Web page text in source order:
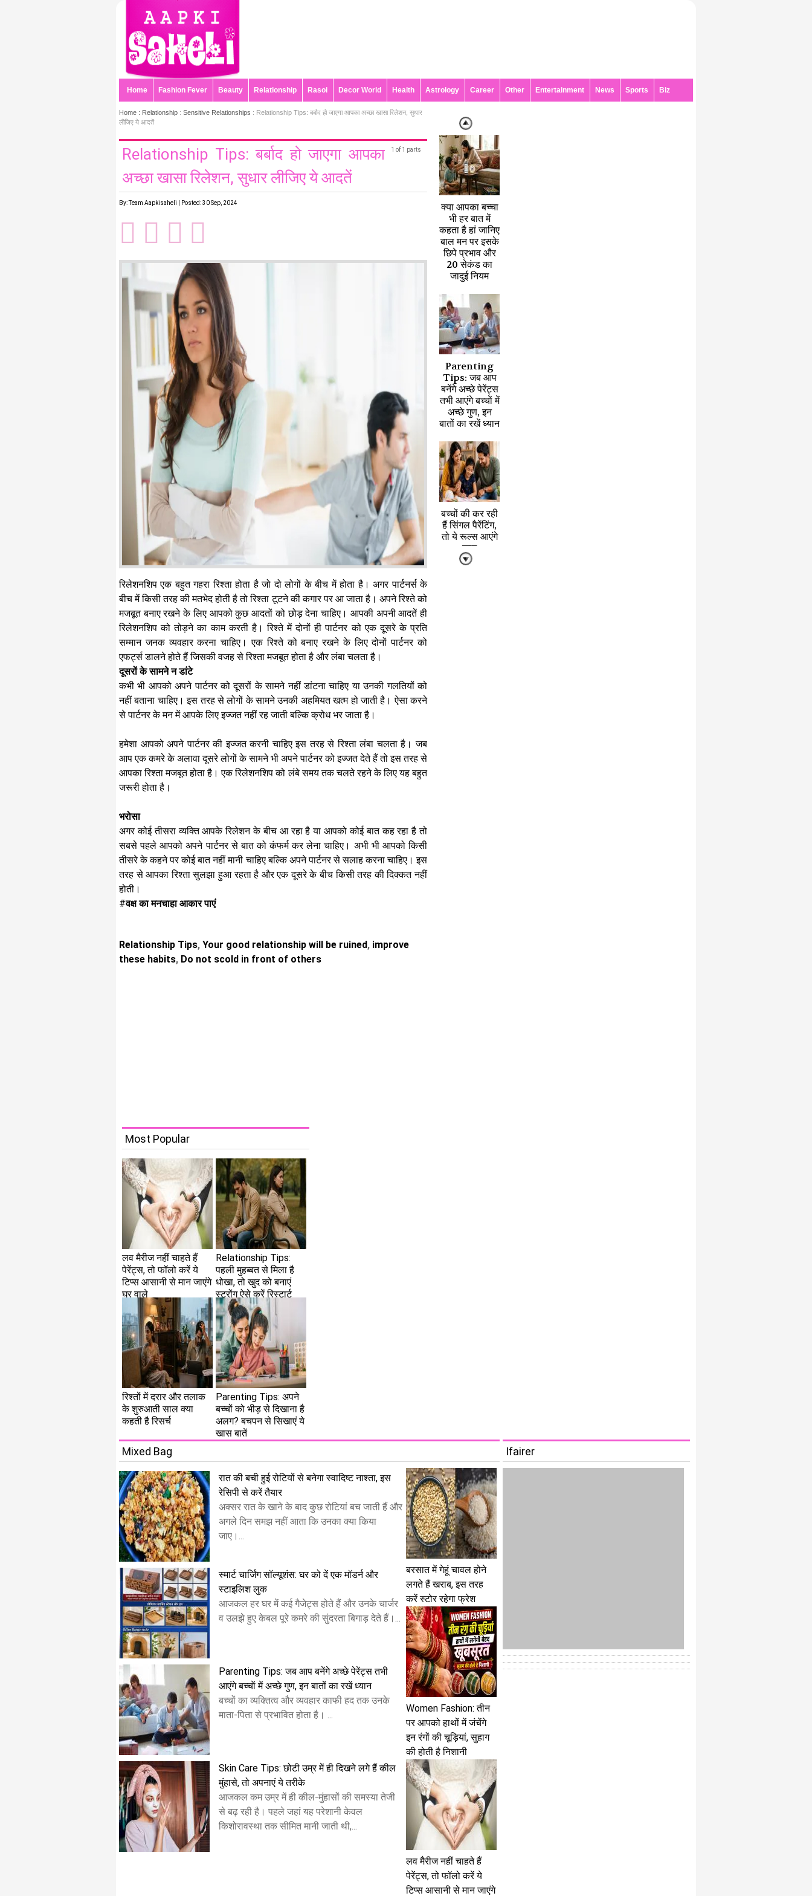
Home Fashion Fever Beauty Relationship Rasoi Decor World Health Astrology Career Other Entertainment News Sports Biz
Home : Relationship : Sensitive Relationships : Relationship Tips: बर्बाद हो जाएगा आपका अच्छा खासा रिलेशन, सुधार
लीजिए ये आदतें
1 of 1 parts
Relationship Tips: बर्बाद हो जाएगा आपका
अच्छा खासा रिलेशन, सुधार लीजिए ये आदतें
By: Team Aapkisaheli | Posted: 30 Sep, 2024
रिलेशनशिप एक बहुत गहरा रिश्ता होता है जो दो लोगों के बीच में होता है। अगर पार्टनर्स के
बीच में किसी तरह की मतभेद होती है तो रिश्ता टूटने की कगार पर आ जाता है। अपने रिश्ते को
मजबूत बनाए रखने के लिए आपको कुछ आदतों को छोड़ देना चाहिए। आपकी अपनी आदतें ही
रिलेशनशिप को तोड़ने का काम करती है। रिश्ते में दोनों ही पार्टनर को एक दूसरे के प्रति
सम्मान जनक व्यवहार करना चाहिए। एक रिश्ते को बनाए रखने के लिए दोनों पार्टनर को
एफर्ट्स डालने होते हैं जिसकी वजह से रिश्ता मजबूत होता है और लंबा चलता है।
दूसरों के सामने न डांटे
कभी भी आपको अपने पार्टनर को दूसरों के सामने नहीं डांटना चाहिए या उनकी गलतियों को
नहीं बताना चाहिए। इस तरह से लोगों के सामने उनकी अहमियत खत्म हो जाती है। ऐसा करने
से पार्टनर के मन में आपके लिए इज्जत नहीं रह जाती बल्कि क्रोध भर जाता है।
हमेशा आपको अपने पार्टनर की इज्जत करनी चाहिए इस तरह से रिश्ता लंबा चलता है। जब
आप एक कमरे के अलावा दूसरे लोगों के सामने भी अपने पार्टनर को इज्जत देते हैं तो इस तरह से
आपका रिश्ता मजबूत होता है। एक रिलेशनशिप को लंबे समय तक चलते रहने के लिए यह बहुत
जरूरी होता है।
भरोसा
अगर कोई तीसरा व्यक्ति आपके रिलेशन के बीच आ रहा है या आपको कोई बात कह रहा है तो
सबसे पहले आपको अपने पार्टनर से बात को कंफर्म कर लेना चाहिए। अभी भी आपको किसी
तीसरे के कहने पर कोई बात नहीं मानी चाहिए बल्कि अपने पार्टनर से सलाह करना चाहिए। इस
तरह से आपका रिश्ता सुलझा हुआ रहता है और एक दूसरे के बीच किसी तरह की दिक्कत नहीं
होती।
#वक्ष का मनचाहा आकार पाएं
Relationship Tips, Your good relationship will be ruined, improve
these habits, Do not scold in front of others
क्या आपका बच्चा
भी हर बात में
कहता है हां जानिए
बाल मन पर इसके
छिपे प्रभाव और
20 सेकंड का
जादुई नियम
Parenting
Tips: जब आप
बनेंगे अच्छे पेरेंट्स
तभी आएंगे बच्चाें में
अच्छे गुण, इन
बातों का रखें ध्यान
बच्चों की कर रही
हैं सिंगल पैरेंटिंग,
तो ये रूल्स आएंगे
काम
Most Popular
लव मैरीज नहीं चाहते हैं
पेरेंट्स, तो फॉलो करें ये
टिप्स आसानी से मान जाएंगे
घर वाले
Relationship Tips:
पहली मुहब्बत से मिला है
धोखा, तो खुद को बनाएं
स्ट्रोंग ऐसे करें रिस्टार्ट
रिश्तों में दरार और तलाक
के शुरुआती साल क्या
कहती है रिसर्च
Parenting Tips: अपने
बच्चों को भीड़ से दिखाना है
अलग? बचपन से सिखाएं ये
खास बातें
Mixed Bag
रात की बची हुई रोटियों से बनेगा स्वादिष्ट नाश्ता, इस
रेसिपी से करें तैयार
अक्सर रात के खाने के बाद कुछ रोटियां बच जाती हैं और
अगले दिन समझ नहीं आता कि उनका क्या किया
जाए।...
स्मार्ट चार्जिंग सॉल्यूशंस: घर को दें एक मॉडर्न और
स्टाइलिश लुक
​आजकल हर घर में कई गैजेट्स होते हैं और उनके चार्जर
व उलझे हुए केबल पूरे कमरे की सुंदरता बिगाड़ देते हैं।...
Parenting Tips: जब आप बनेंगे अच्छे पेरेंट्स तभी
आएंगे बच्चाें में अच्छे गुण, इन बातों का रखें ध्यान
बच्चों का व्यक्तित्व और व्यवहार काफी हद तक उनके
माता-पिता से प्रभावित होता है। ...
Skin Care Tips: छोटी उम्र में ही दिखने लगे हैं कील
मुंहासे, तो अपनाएं ये तरीके
आजकल कम उम्र में ही कील-मुंहासों की समस्या तेजी
से बढ़ रही है। पहले जहां यह परेशानी केवल
किशोरावस्था तक सीमित मानी जाती थी,...
बरसात में गेहूं चावल होने
लगते हैं खराब, इस तरह
करें स्टोर रहेगा फ्रेश
Women Fashion: तीन
पर आपको हाथों में जंचेंगे
इन रंगों की चूड़ियां, सुहाग
की होती है निशानी
लव मैरीज नहीं चाहते हैं
पेरेंट्स, तो फॉलो करें ये
टिप्स आसानी से मान जाएंगे
Ifairer